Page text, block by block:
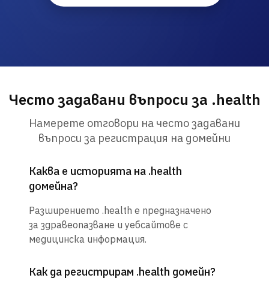
Често задавани въпроси за .health
Намерете отговори на често задавани
въпроси за регистрация на домейни
Каква е историята на .health
домейна?
Разширението .health е предназначено
за здравеопазване и уебсайтове с
медицинска информация.
Как да регистрирам .health домейн?